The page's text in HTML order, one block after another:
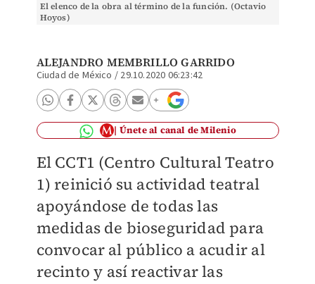
El elenco de la obra al término de la función. (Octavio
Hoyos)
ALEJANDRO MEMBRILLO GARRIDO
Ciudad de México / 29.10.2020 06:23:42
Únete al canal de Milenio
El CCT1 (Centro Cultural Teatro
1) reinició su actividad teatral
apoyándose de todas las
medidas de bioseguridad para
convocar al público a acudir al
recinto y así reactivar las